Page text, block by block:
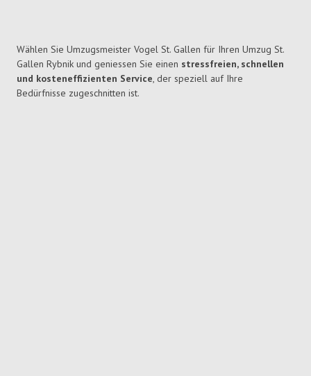
Wählen Sie Umzugsmeister Vogel St. Gallen für Ihren Umzug St.
Gallen Rybnik und geniessen Sie einen stressfreien, schnellen
und kosteneffizienten Service, der speziell auf Ihre
Bedürfnisse zugeschnitten ist.